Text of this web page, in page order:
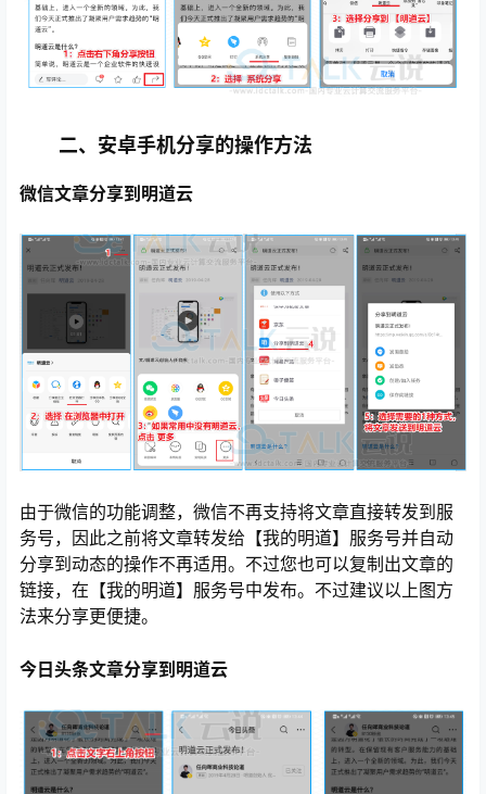
二、安卓手机分享的操作方法
微信文章分享到明道云
由于微信的功能调整，微信不再支持将文章直接转发到服
务号，因此之前将文章转发给【我的明道】服务号并自动
分享到动态的操作不再适用。不过您也可以复制出文章的
链接，在【我的明道】服务号中发布。不过建议以上图方
法来分享更便捷。
今日头条文章分享到明道云